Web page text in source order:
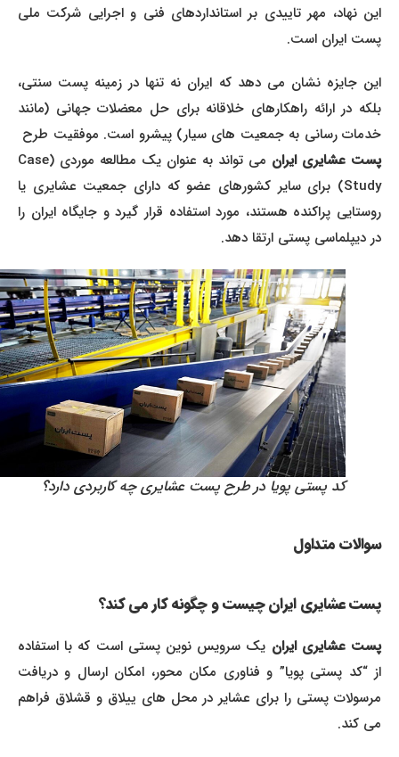
این نهاد، مهر تاییدی بر استانداردهای فنی و اجرایی شرکت ملی
پست ایران است.
این جایزه نشان می دهد که ایران نه تنها در زمینه پست سنتی،
بلکه در ارائه راهکارهای خلاقانه برای حل معضلات جهانی (مانند
خدمات رسانی به جمعیت های سیار) پیشرو است. موفقیت طرح
پست عشایری ایران
می تواند به عنوان یک مطالعه موردی (Case
Study) برای سایر کشورهای عضو که دارای جمعیت عشایری یا
روستایی پراکنده هستند، مورد استفاده قرار گیرد و جایگاه ایران را
در دیپلماسی پستی ارتقا دهد.
کد پستی پویا در طرح پست عشایری چه کاربردی دارد؟
سوالات متداول
پست عشایری ایران چیست و چگونه کار می کند؟
پست عشایری ایرانیک سرویس نوین پستی است که با استفاده
از “کد پستی پویا” و فناوری مکان محور، امکان ارسال و دریافت
مرسولات پستی را برای عشایر در محل های ییلاق و قشلاق فراهم
می کند.